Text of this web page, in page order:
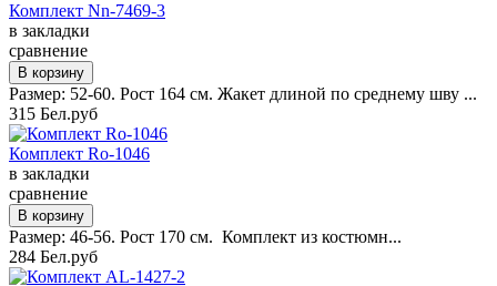
Комплект Nn-7469-3
в закладки
сравнение
Размер: 52-60. Рост 164 см. Жакет длиной по среднему шву ...
315 Бел.руб
Комплект Ro-1046
в закладки
сравнение
Размер: 46-56. Рост 170 см. Комплект из костюмн...
284 Бел.руб